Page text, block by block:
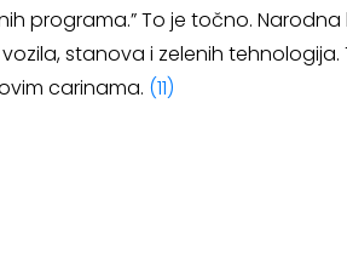
programa.” To je točno. Narodna
stanova i zelenih tehnologija.
carinama. (11)